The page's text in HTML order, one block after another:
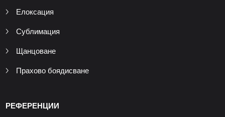
Елоксация
Сублимация
Щанцоване
Прахово боядисване
РЕФЕРЕНЦИИ